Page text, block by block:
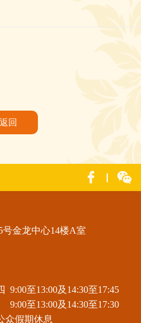
返回
金龙中心14楼A室
9:00至13:00及14:30至17:45
9:00至13:00及14:30至17:30
众假期休息